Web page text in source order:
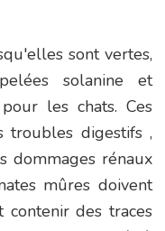
sont vertes,
solanine et
les chats. Ces
troubles digestifs ,
dommages rénaux
mûres doivent
des traces